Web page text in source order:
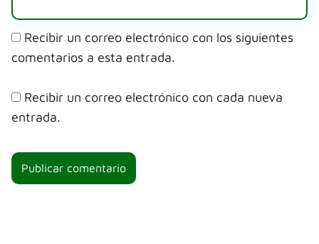
Recibir un correo electrónico con los siguientes
comentarios a esta entrada.
Recibir un correo electrónico con cada nueva
entrada.